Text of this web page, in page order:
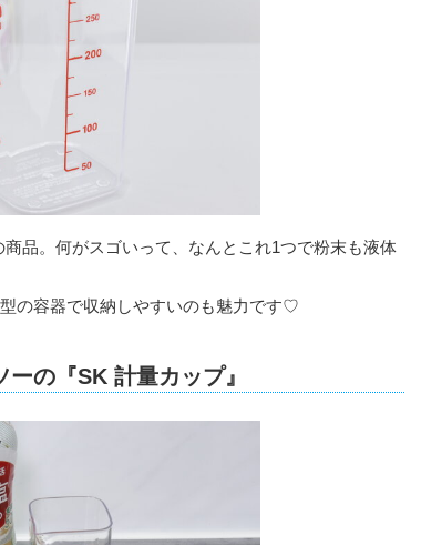
品。何がスゴいって、なんとこれ1つで粉末も液体
の容器で収納しやすいのも魅力です♡
の『SK 計量カップ』